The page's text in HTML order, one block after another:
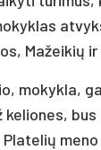
Mažeikių
mokykla,
keliones,